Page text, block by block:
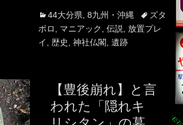
Categories
44大分県 8九州・沖縄 Tagsズタ
ボロ
マニアック 伝説
放置プレ
イ
歴史 神社仏閣 遺跡
【豊後崩れ】と言
われた「隠れキ